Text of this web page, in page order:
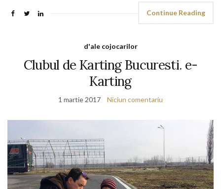
Continue Reading
d'ale cojocarilor
Clubul de Karting Bucuresti. e-
Karting
1 martie 2017 Niciun comentariu